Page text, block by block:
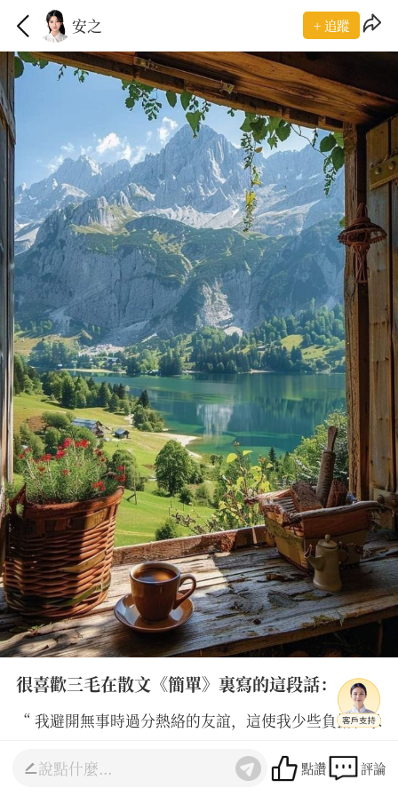
安之 + 追蹤
很喜歡三毛在散文《簡單》裏寫的這段話：
“ 我避開無事時過分熱絡的友誼，這使我少些負擔和承
不去緬懷往事，因為來時的路不可能回頭。我當心的去
點讚 評論